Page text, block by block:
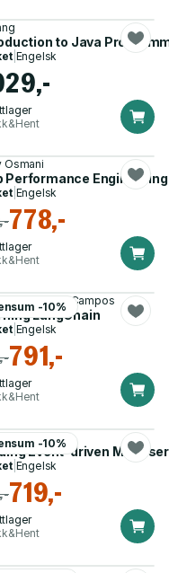
to Java
| Engelsk
Osmani
Performance
| Engelsk
778,-
-10%
Oshin, Nuno Campos
LangChain
| Engelsk
791,-
-10%
Bellemare
Event-driven
| Engelsk
719,-